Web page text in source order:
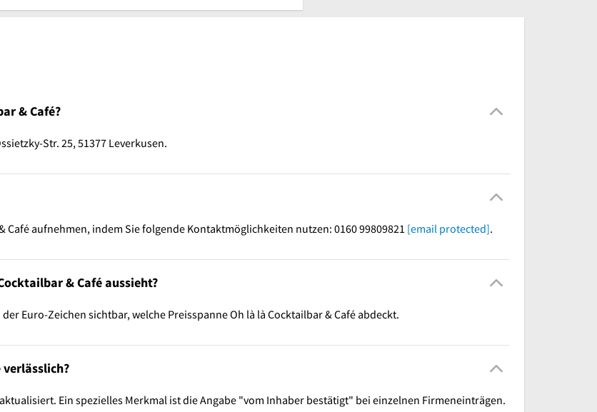
& Café?
Str. 25, 51377 Leverkusen.
aufnehmen, indem Sie folgende Kontaktmöglichkeiten nutzen: 0160 99809821 [email protected].
& Café aussieht?
Euro-Zeichen sichtbar, welche Preisspanne Oh là là Cocktailbar & Café abdeckt.
Ein spezielles Merkmal ist die Angabe "vom Inhaber bestätigt" bei einzelnen Firmeneinträgen.